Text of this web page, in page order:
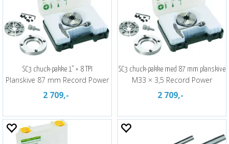
SC3 chuck-pakke 1" × 8 TPI
Planskive 87 mm Record Power
2 709,-
SC3 chuck-pakke med 87 mm planskive
M33 × 3,5 Record Power
2 709,-